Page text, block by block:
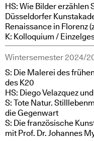
HS: Wie Bilder erzählen
Düsseldorfer
Renaissance in Florenz
K: Kolloquium /
Wintersemester 2024/
S: Die Malerei des
des K20
HS: Diego Velazquez
S: Tote Natur.
die Gegenwart
S: Die französische
mit Prof. Dr. Johannes